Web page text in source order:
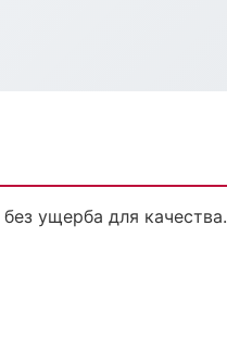
ущерба для качества.